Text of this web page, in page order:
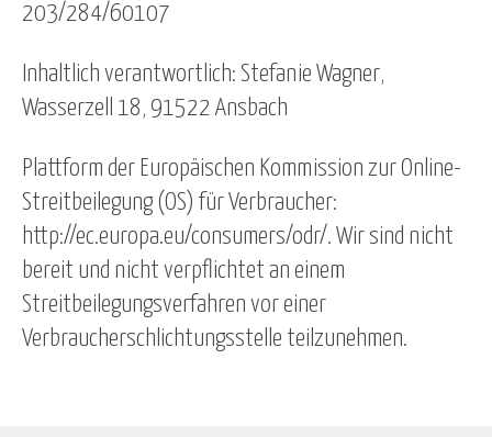
203/284/60107
Inhaltlich verantwortlich: Stefanie Wagner,
Wasserzell 18, 91522 Ansbach
Plattform der Europäischen Kommission zur Online-
Streitbeilegung (OS) für Verbraucher:
http://ec.europa.eu/consumers/odr/. Wir sind nicht
bereit und nicht verpflichtet an einem
Streitbeilegungsverfahren vor einer
Verbraucherschlichtungsstelle teilzunehmen.